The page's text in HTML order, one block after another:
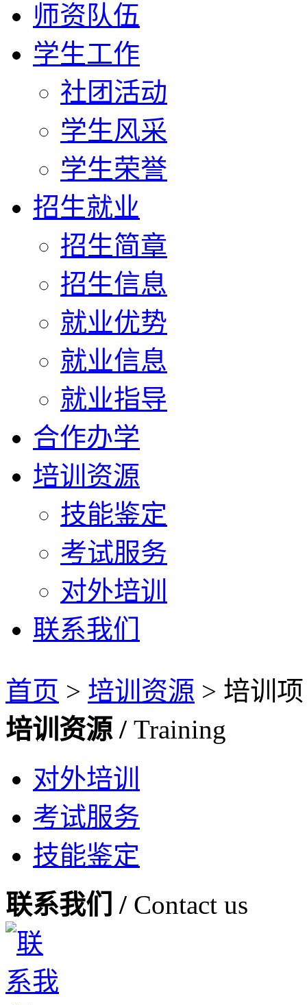
师资队伍
学生工作
社团活动
学生风采
学生荣誉
招生就业
招生简章
招生信息
就业优势
就业信息
就业指导
合作办学
培训资源
技能鉴定
考试服务
对外培训
联系我们
首页 > 培训资源 > 培训
培训资源 / Training
对外培训
考试服务
技能鉴定
联系我们 / Contact us